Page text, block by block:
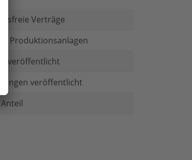
Verträge
in Produktionsanlagen
veröffentlicht
veröffentlicht